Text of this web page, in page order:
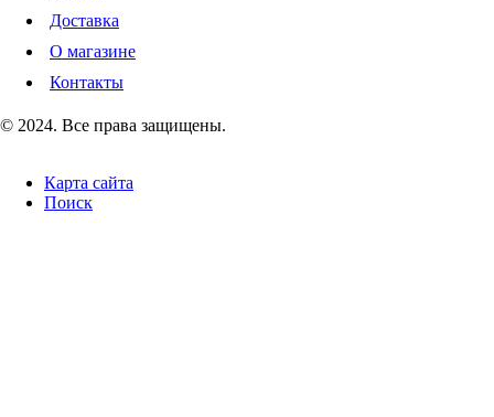
Доставка
О магазине
Контакты
© 2024. Все права защищены.
Карта сайта
Поиск